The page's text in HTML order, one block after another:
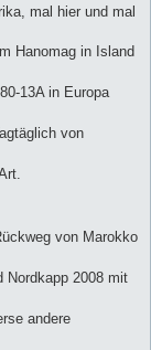
mal hier und mal
Hanomag in Island
13A in Europa
von
von Marokko
Nordkapp 2008 mit
andere